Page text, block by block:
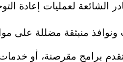
الشائعة لعمليات إعادة
ونوافذ منبثقة مضللة على
برامج مقرصنة، أو خدمات